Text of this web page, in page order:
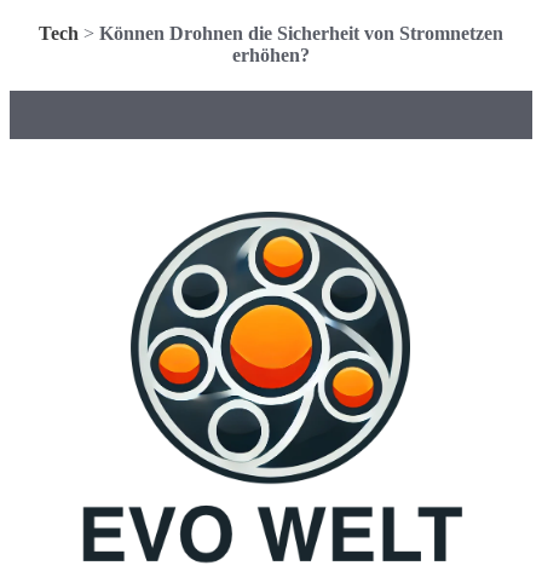
Tech > Können Drohnen die Sicherheit von Stromnetzen
erhöhen?